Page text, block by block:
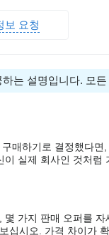
보 요청
는 설명입니다. 모
매하기로 결정했다
이 실제 회사인 것처
몇 가지 판매 오퍼를
십시오. 가격 차이가